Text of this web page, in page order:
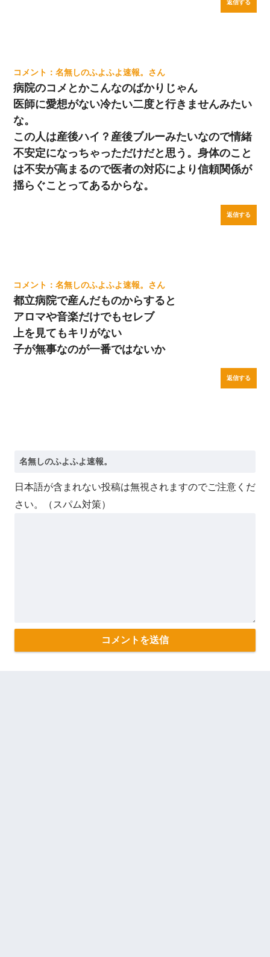
返信する
名無しのふよふよ速報。
病院のコメとかこんなのばかりじゃん
医師に愛想がない冷たい二度と行きませんみたい
な。
この人は産後ハイ？産後ブルーみたいなので情緒
不安定になっちゃっただけだと思う。身体のこと
は不安が高まるので医者の対応により信頼関係が
揺らぐことってあるからな。
返信する
名無しのふよふよ速報。
都立病院で産んだものからすると
アロマや音楽だけでもセレブ
上を見てもキリがない
子が無事なのが一番ではないか
返信する
日本語が含まれない投稿は無視されますのでご注意くだ
さい。（スパム対策）